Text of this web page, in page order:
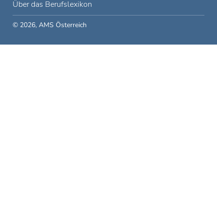
Über das Berufslexikon
© 2026, AMS Österreich